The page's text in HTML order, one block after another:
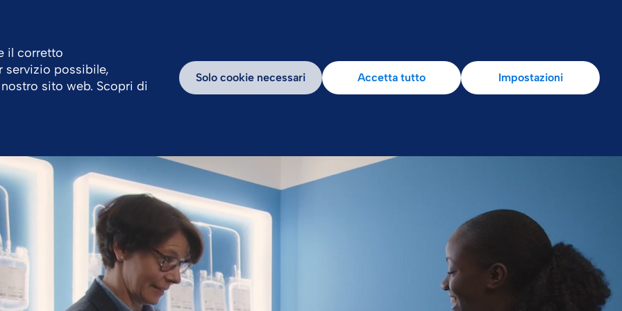
con Noi Centro News Blog
il corretto
possibile,
sito web. Scopri di
Solo cookie necessari Accetta tutto Impostazioni